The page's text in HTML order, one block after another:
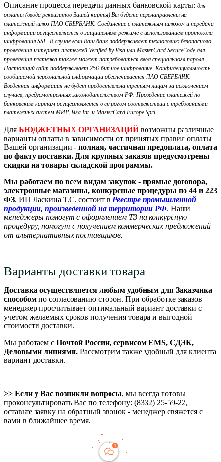
Описание процесса передачи данных банковской карты: для
оплаты (ввода реквизитов Вашей карты) Вы будете перенаправлены на
платежный шлюз ПАО СБЕРБАНК. Соединение с платежным шлюзом и передача
информации осуществляется в защищенном режиме с использованием протокола
шифрования SSL. В случае если Ваш банк поддерживает технологию безопасного
проведения интернет-платежей Verified By Visa или MasterCard SecureCode для
проведения платежа также может потребоваться ввод специального пароля.
Настоящий сайт поддерживает 256-битное шифрование. Конфиденциальность
сообщаемой персональной информации обеспечивается ПАО СБЕРБАНК.
Введенная информация не будет предоставлена третьим лицам за исключением
случаев, предусмотренных законодательством РФ. Проведение платежей по
банковским картам осуществляется в строгом соответствии с требованиями
платежных систем МИР, Visa Int. и MasterCard Europe Sprl.
Для БЮДЖЕТНЫХ ОРГАНИЗАЦИЙ возможны различные
варианты оплаты в зависимости от принятых правил оплаты
Вашей организации - полная, частичная предоплата, оплата
по факту поставки. Для крупных заказов предусмотрены
скидки на товары складской программы.
Мы работаем по всем видам закупок - прямые договора,
электронные магазины, конкурсные процедуры по 44 и 223
ФЗ. ИП Ласкина Т.С. состоит в Реестре промышленной
продукции, произведенной на территории РФ. Наши
менеджеры помогут с оформлением ТЗ на конкурсную
процедуру, помогут с получением коммерческих предложений
от альтернативных поставщиков.
Варианты доставки товара
Доставка осуществляется любым удобным для Заказчика
способом по согласованию сторон. При обработке заказов
менеджер просчитывает оптимальный вариант доставки с
учетом желаемых сроков получения товара и выгодной
стоимости доставки.
Мы работаем с Почтой России, сервисом EMS, СДЭК,
Деловыми линиями. Рассмотрим также удобный для клиента
вариант доставки.
>> Если у Вас возникли вопросы, мы всегда готовы
проконсультировать Вас по телефону: (8332) 25-59-22,
оставьте заявку на обратный звонок - менеджер свяжется с
вами в ближайшее время.